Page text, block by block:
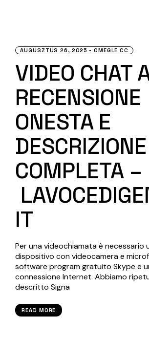
AUGUSZTUS 26, 2025 OMEGLE CC
VIDEO CHAT
RECENSIONE
ONESTA E
DESCRIZIONE
COMPLETA –
IT
Per una videochiamata è necessario
dispositivo con videocamera e
software program gratuito Skype e
connessione Internet. Abbiamo
descritto Signa
READ MORE